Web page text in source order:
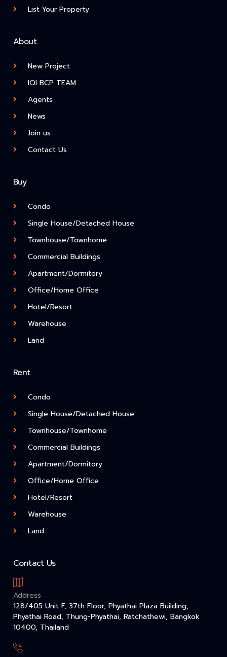
List Your Property
About
New Project
IQI BCP TEAM
Agents
News
Join us
Contact Us
Buy
Condo
Single House/Detached House
Townhouse/Townhome
Commercial Buildings
Apartment/Dormitory
Office/Home Office
Hotel/Resort
Warehouse
Land
Rent
Condo
Single House/Detached House
Townhouse/Townhome
Commercial Buildings
Apartment/Dormitory
Office/Home Office
Hotel/Resort
Warehouse
Land
Contact Us
Address
128/405 Unit F, 37th Floor, Phyathai Plaza Building,
Phyathai Road, Thung-Phyathai, Ratchathewi, Bangkok
10400, Thailand